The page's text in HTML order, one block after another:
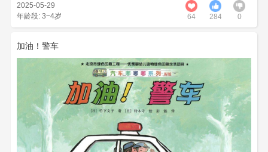
2025-05-29
年龄段: 3~4岁
64 284 0
加油！警车